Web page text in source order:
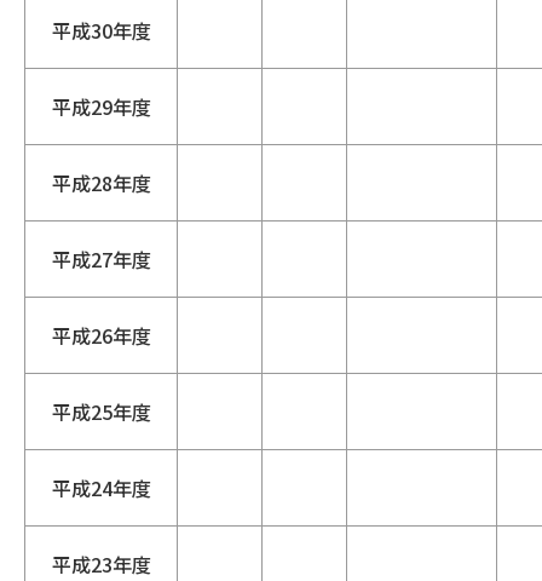
平成30年度
平成29年度
平成28年度
平成27年度
平成26年度
平成25年度
平成24年度
平成23年度